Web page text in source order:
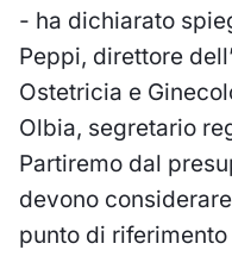
- ha dichiarato
Peppi, direttore
Ostetricia e
Olbia, segretario
Partiremo dal
devono
punto di